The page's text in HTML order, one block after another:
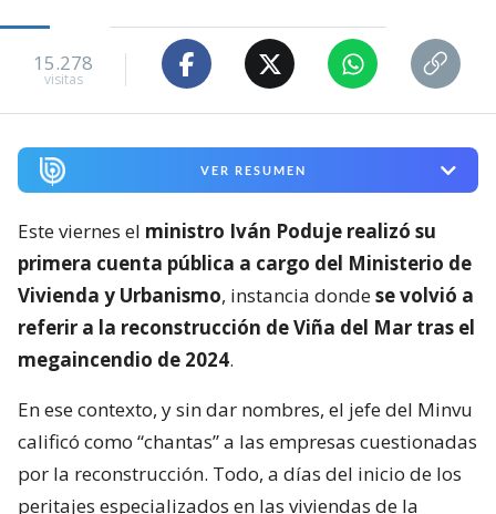
15.278
visitas
VER RESUMEN
Este viernes el ministro Iván Poduje realizó su
primera cuenta pública a cargo del Ministerio de
Vivienda y Urbanismo, instancia dondese volvió a
referir a la reconstrucción de Viña del Mar tras el
megaincendio de 2024.
En ese contexto, y sin dar nombres, el jefe del Minvu
calificó como “chantas” a las empresas cuestionadas
por la reconstrucción. Todo, a días del inicio de los
peritajes especializados en las viviendas de la